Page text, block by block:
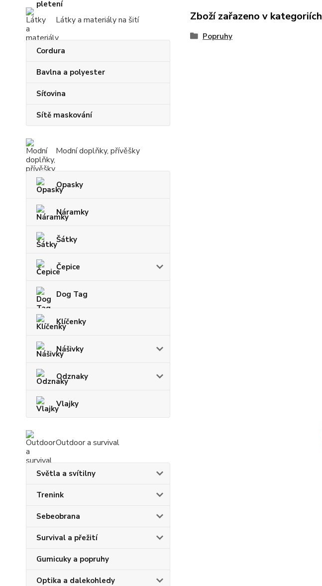
Látky a materiály na šití
Cordura
Bavlna a polyester
Síťovina
Sítě maskování
Modní doplňky, přívěšky
Opasky
Náramky
Šátky
Čepice
Dog Tag
Klíčenky
Nášivky
Odznaky
Vlajky
Outdoor a survival
Světla a svítilny
Trenink
Sebeobrana
Survival a přežití
Gumicuky a popruhy
Optika a dalekohledy
Zboží zařazeno v kategoriích
Popruhy